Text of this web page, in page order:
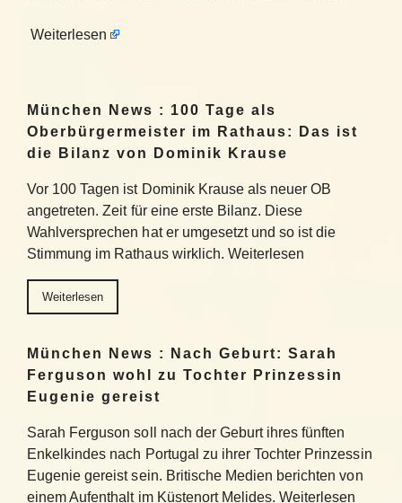
Weiterlesen
München News : 100 Tage als
Oberbürgermeister im Rathaus: Das ist
die Bilanz von Dominik Krause
Vor 100 Tagen ist Dominik Krause als neuer OB
angetreten. Zeit für eine erste Bilanz. Diese
Wahlversprechen hat er umgesetzt und so ist die
Stimmung im Rathaus wirklich. Weiterlesen
Weiterlesen
München News : Nach Geburt: Sarah
Ferguson wohl zu Tochter Prinzessin
Eugenie gereist
Sarah Ferguson soll nach der Geburt ihres fünften
Enkelkindes nach Portugal zu ihrer Tochter Prinzessin
Eugenie gereist sein. Britische Medien berichten von
einem Aufenthalt im Küstenort Melides. Weiterlesen